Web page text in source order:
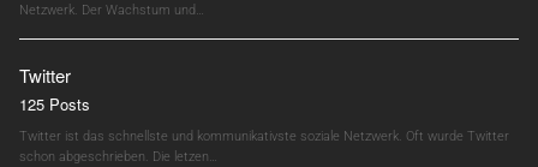
Netzwerk. Der Wachstum und…
Twitter
125 Posts
Twitter ist das schnellste und kommunikativste soziale Netzwerk. Oft wurde Twitter
schon abgeschrieben. Die letzen…